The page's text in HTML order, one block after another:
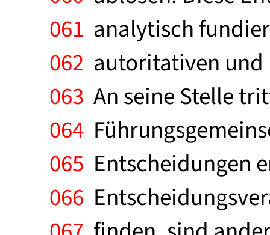
061 analytisch
062 autoritativen und
063 An seine Stelle
064
065 Entscheidungen
066